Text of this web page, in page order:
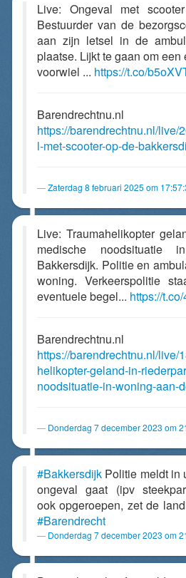
Live: Ongeval met
Bestuurder van de
aan zijn letsel in de
plaatse. Lijkt te gaan om
voorwiel ... https://t.co/
Barendrechtnu.nl
https://barendrechtnu.nl/live/
l-met-scooter-op-de-
Zaterdag 8 februari 2025 om
Live: Traumahelikopter
medische
Bakkersdijk. Politie en
woning. Verkeerspolitie
eventuele begel... https://
Barendrechtnu.nl
https://barendrechtnu.nl/live/
helikopter-geland-in-
noodsituatie-in-woning-aan-
Donderdag 7 december 2023 om
#Bakkersdijk Politie meldt in
ongeval gaat (ipv
ook opgeroepen, zet de
#Barendrecht
Donderdag 7 december 2023 om